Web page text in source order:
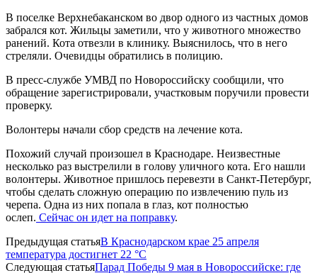
В поселке Верхнебаканском во двор одного из частных домов
забрался кот. Жильцы заметили, что у животного множество
ранений. Кота отвезли в клинику. Выяснилось, что в него
стреляли. Очевидцы обратились в полицию.
В пресс-службе УМВД по Новороссийску сообщили, что
обращение зарегистрировали, участковым поручили провести
проверку.
Волонтеры начали сбор средств на лечение кота.
Похожий случай произошел в Краснодаре. Неизвестные
несколько раз выстрелили в голову уличного кота. Его нашли
волонтеры. Животное пришлось перевезти в Санкт-Петербург,
чтобы сделать сложную операцию по извлечению пуль из
черепа. Одна из них попала в глаз, кот полностью
ослеп. Сейчас он идет на поправку.
Предыдущая статьяВ Краснодарском крае 25 апреля
температура достигнет 22 °С
Следующая статьяПарад Победы 9 мая в Новороссийске: где